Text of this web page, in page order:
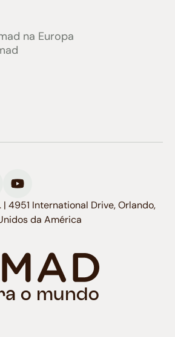
na Europa
o mundo
4951 International Drive, Orlando,
da América